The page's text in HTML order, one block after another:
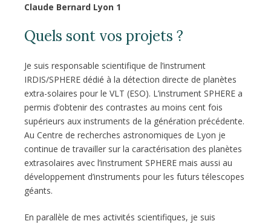
Claude Bernard Lyon 1
Quels sont vos projets ?
Je suis responsable scientifique de l’instrument
IRDIS/SPHERE dédié à la détection directe de planètes
extra-solaires pour le VLT (ESO). L’instrument SPHERE a
permis d’obtenir des contrastes au moins cent fois
supérieurs aux instruments de la génération précédente.
Au Centre de recherches astronomiques de Lyon je
continue de travailler sur la caractérisation des planètes
extrasolaires avec l’instrument SPHERE mais aussi au
développement d’instruments pour les futurs télescopes
géants.
En parallèle de mes activités scientifiques, je suis